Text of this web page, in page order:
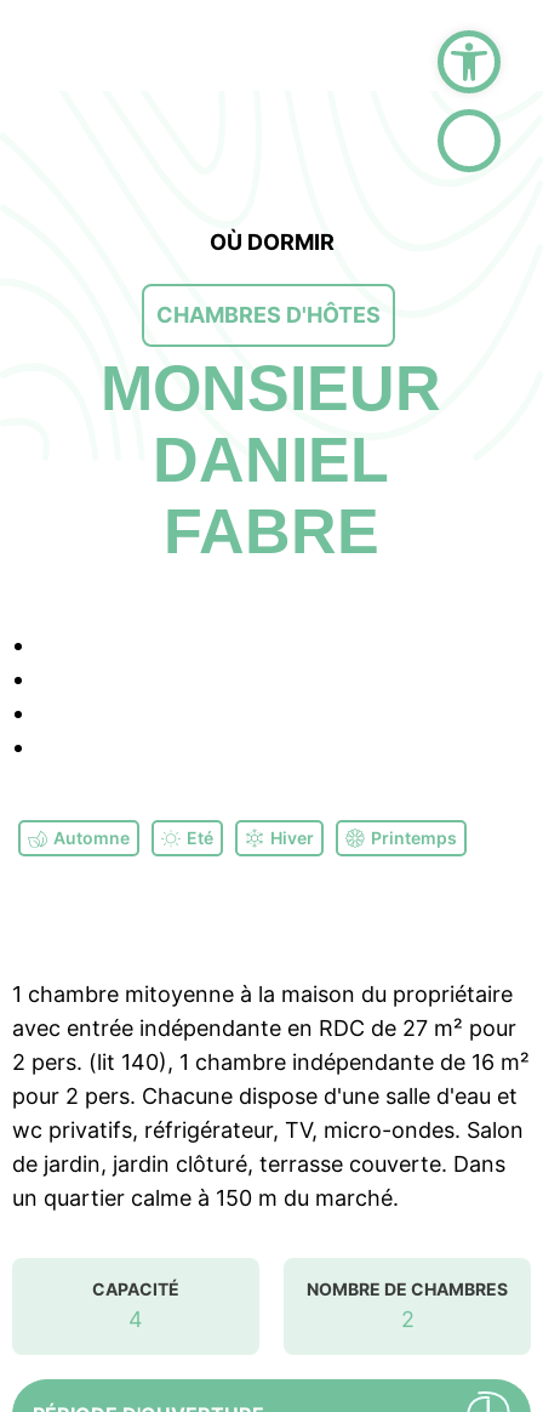
OÙ DORMIR
CHAMBRES D'HÔTES
MONSIEUR
DANIEL
FABRE
Automne Eté Hiver Printemps
1 chambre mitoyenne à la maison du propriétaire
avec entrée indépendante en RDC de 27 m² pour
2 pers. (lit 140), 1 chambre indépendante de 16 m²
pour 2 pers. Chacune dispose d'une salle d'eau et
wc privatifs, réfrigérateur, TV, micro-ondes. Salon
de jardin, jardin clôturé, terrasse couverte. Dans
un quartier calme à 150 m du marché.
CAPACITÉ
4
NOMBRE DE CHAMBRES
2
Ouvrir la barre